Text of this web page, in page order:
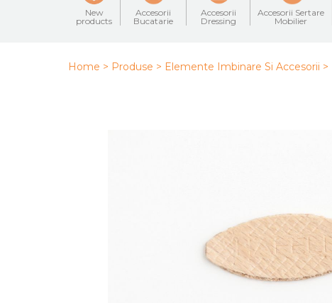
New
products
Accesorii
Bucatarie
Accesorii
Dressing
Accesorii Sertare
Mobilier
Home > Produse > Elemente Imbinare Si Accesorii >